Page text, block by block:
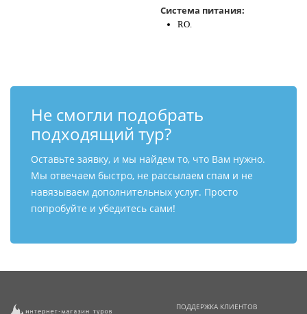
Система питания:
RO.
Не смогли подобрать
подходящий тур?
Оставьте заявку, и мы найдем то, что Вам нужно.
Мы отвечаем быстро, не рассылаем спам и не
навязываем дополнительных услуг. Просто
попробуйте и убедитесь сами!
ПОДДЕРЖКА КЛИЕНТОВ